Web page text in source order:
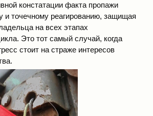
констатации факта пропажи
и точечному реагированию, защищая
на всех этапах
Это тот самый случай, когда
стоит на страже интересов